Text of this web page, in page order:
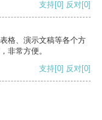
支持[0] 反对[0]
格、演示文稿等各个方
非常方便。
支持[0] 反对[0]